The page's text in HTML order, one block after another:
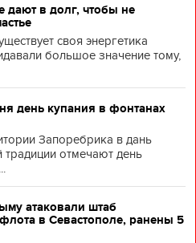
дают в долг, чтобы не
своя энергетика
большое значение тому,
день купания в фонтанах
Запоребрика в дань
традиции отмечают день
атаковали штаб
в Севастополе, ранены 5